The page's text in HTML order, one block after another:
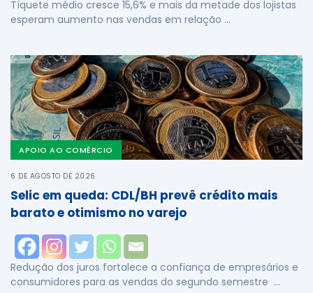
Tíquete médio cresce 15,6% e mais da metade dos lojistas
esperam aumento nas vendas em relação …
APOIO AO COMÉRCIO
6 DE AGOSTO DE 2026
Selic em queda: CDL/BH prevê crédito mais
barato e otimismo no varejo
Redução dos juros fortalece a confiança de empresários e
consumidores para as vendas do segundo semestre …